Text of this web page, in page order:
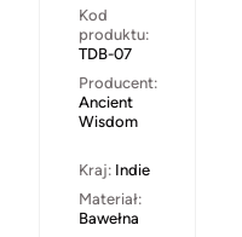
Kod
produktu:
TDB-07
Producent:
Ancient
Wisdom
Kraj: Indie
Materiał:
Bawełna